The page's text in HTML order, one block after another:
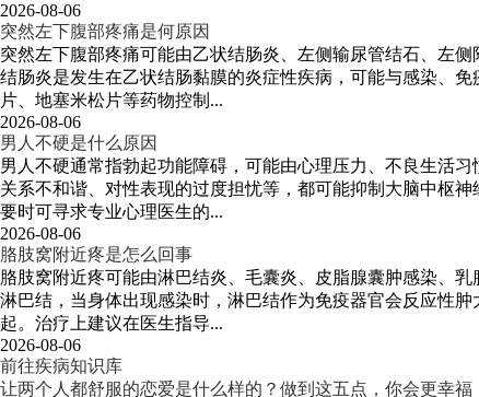
2026-08-06
突然左下腹部疼痛是何原因
突然左下腹部疼痛可能由乙状结肠炎、左侧输尿管结石、左
结肠炎是发生在乙状结肠黏膜的炎症性疾病，可能与感染、
片、地塞米松片等药物控制...
2026-08-06
男人不硬是什么原因
男人不硬通常指勃起功能障碍，可能由心理压力、不良生活
关系不和谐、对性表现的过度担忧等，都可能抑制大脑中枢
要时可寻求专业心理医生的...
2026-08-06
胳肢窝附近疼是怎么回事
胳肢窝附近疼可能由淋巴结炎、毛囊炎、皮脂腺囊肿感染、
淋巴结，当身体出现感染时，淋巴结作为免疫器官会反应性
起。治疗上建议在医生指导...
2026-08-06
前往疾病知识库
让两个人都舒服的恋爱是什么样的？做到这五点，你会更幸福